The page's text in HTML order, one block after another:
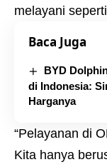
melayani
Baca Juga
BYD
di Indonesia:
Harganya
“Pelayanan di
Kita hanya